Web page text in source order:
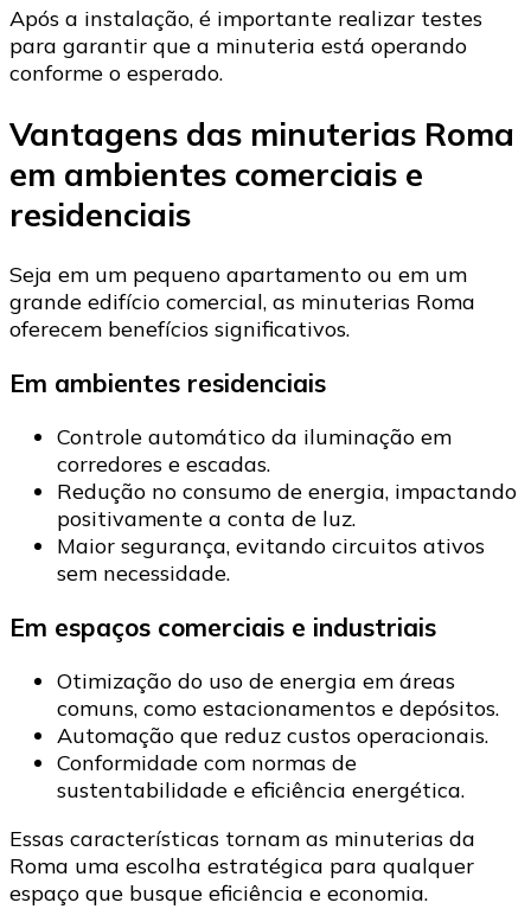
Após a instalação, é importante realizar testes
para garantir que a minuteria está operando
conforme o esperado.
Vantagens das minuterias Roma
em ambientes comerciais e
residenciais
Seja em um pequeno apartamento ou em um
grande edifício comercial, as minuterias Roma
oferecem benefícios significativos.
Em ambientes residenciais
Controle automático da iluminação em
corredores e escadas.
Redução no consumo de energia, impactando
positivamente a conta de luz.
Maior segurança, evitando circuitos ativos
sem necessidade.
Em espaços comerciais e industriais
Otimização do uso de energia em áreas
comuns, como estacionamentos e depósitos.
Automação que reduz custos operacionais.
Conformidade com normas de
sustentabilidade e eficiência energética.
Essas características tornam as minuterias da
Roma uma escolha estratégica para qualquer
espaço que busque eficiência e economia.